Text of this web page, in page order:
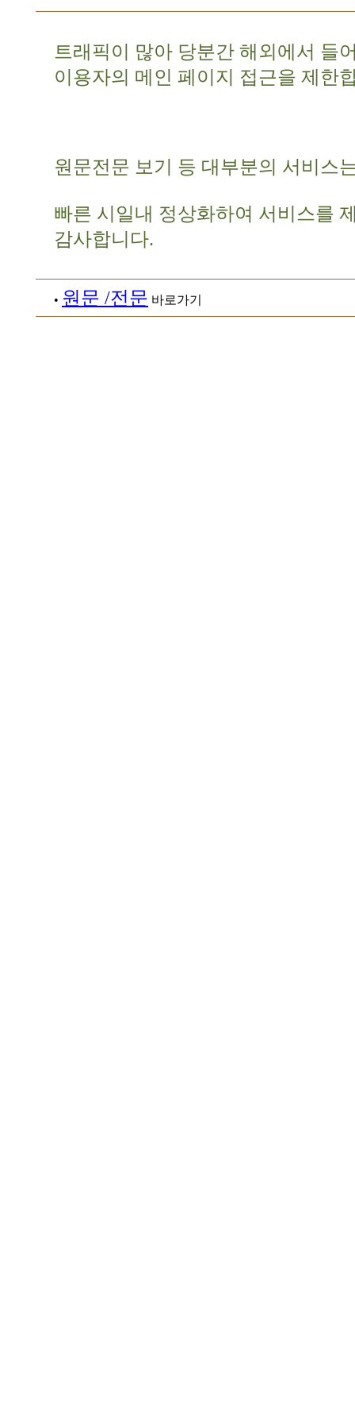
트래픽이 많아 당분간 해외에서 들
이용자의 메인 페이지 접근을 제한
원문전문 보기 등 대부분의 서비스
빠른 시일내 정상화하여 서비스를
감사합니다.
• 원문 /전문 바로가기